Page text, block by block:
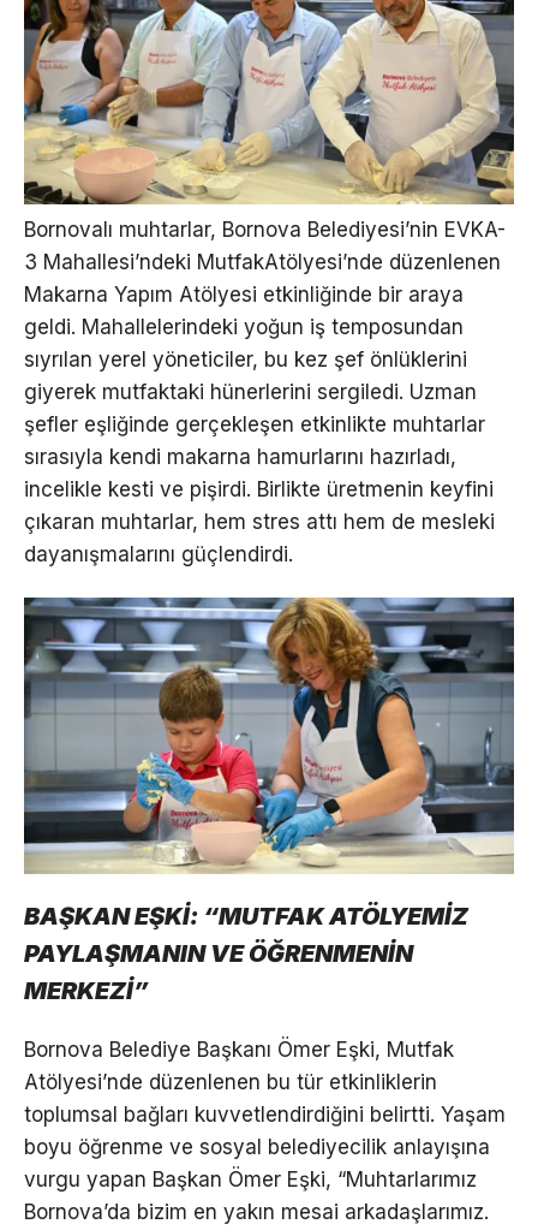
Bornovalı muhtarlar, Bornova Belediyesi’nin EVKA-
3 Mahallesi’ndeki MutfakAtölyesi’nde düzenlenen
Makarna Yapım Atölyesi etkinliğinde bir araya
geldi. Mahallelerindeki yoğun iş temposundan
sıyrılan yerel yöneticiler, bu kez şef önlüklerini
giyerek mutfaktaki hünerlerini sergiledi. Uzman
şefler eşliğinde gerçekleşen etkinlikte muhtarlar
sırasıyla kendi makarna hamurlarını hazırladı,
incelikle kesti ve pişirdi. Birlikte üretmenin keyfini
çıkaran muhtarlar, hem stres attı hem de mesleki
dayanışmalarını güçlendirdi.
BAŞKAN EŞKİ: “MUTFAK ATÖLYEMİZ
PAYLAŞMANIN VE ÖĞRENMENİN
MERKEZİ”
Bornova Belediye Başkanı Ömer Eşki, Mutfak
Atölyesi’nde düzenlenen bu tür etkinliklerin
toplumsal bağları kuvvetlendirdiğini belirtti. Yaşam
boyu öğrenme ve sosyal belediyecilik anlayışına
vurgu yapan Başkan Ömer Eşki, “Muhtarlarımız
Bornova’da bizim en yakın mesai arkadaşlarımız.